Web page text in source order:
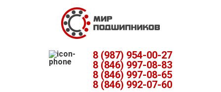
8 (987) 954-00-27
8 (846) 997-08-83
8 (846) 997-08-65
8 (846) 992-07-60